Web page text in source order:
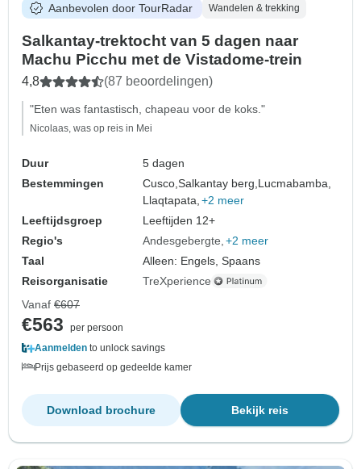
Aanbevolen door TourRadar Wandelen & trekking
Salkantay-trektocht van 5 dagen naar
Machu Picchu met de Vistadome-trein
4,8 (87 beoordelingen)
"Eten was fantastisch, chapeau voor de koks."
Nicolaas, was op reis in Mei
Duur
5 dagen
Bestemmingen
Cusco,Salkantay berg, Lucmabamba,
Llaqtapata, +2 meer
Leeftijdsgroep
Leeftijden 12+
Regio's
Andesgebergte +2 meer
Taal
Alleen: Engels, Spaans
Reisorganisatie
TreXperience
Vanaf €607
€563
per persoon
Aanmelden to unlock savings
Prijs gebaseerd op gedeelde kamer
Bekijk reis
Download brochure